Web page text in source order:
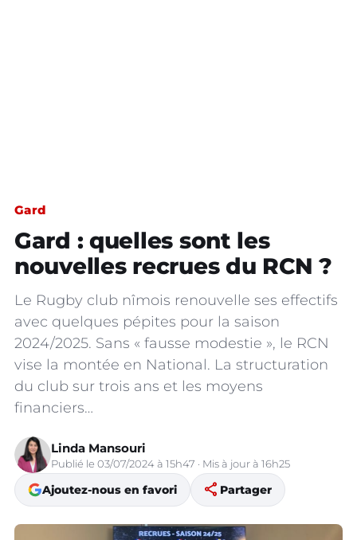
Gard
Gard : quelles sont les
nouvelles recrues du RCN ?
Le Rugby club nîmois renouvelle ses effectifs
avec quelques pépites pour la saison
2024/2025. Sans « fausse modestie », le RCN
vise la montée en National. La structuration
du club sur trois ans et les moyens
financiers…
Linda Mansouri
Publié le 03/07/2024 à 15h47 · Mis à jour à 16h25
Ajoutez-nous en favori share Partager